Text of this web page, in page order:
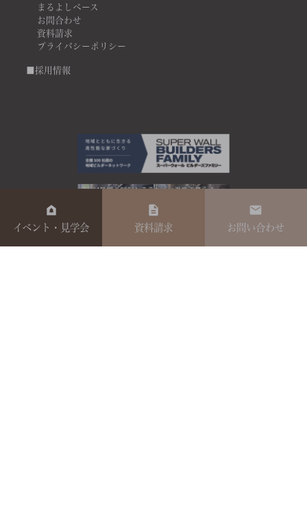
まるよしベース
お問合わせ
資料請求
プライバシーポリシー
■採用情報
イベント・見学会 資料請求 お問い合わせ